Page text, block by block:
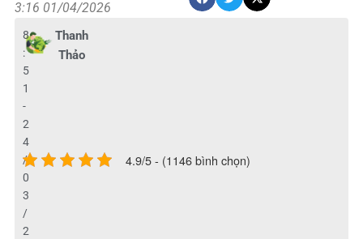
3:16 01/04/2026
Thanh
Thảo
8
:
5
1
-
2
4
/
0
3
/
2
4.9/5 - (1146 bình chọn)